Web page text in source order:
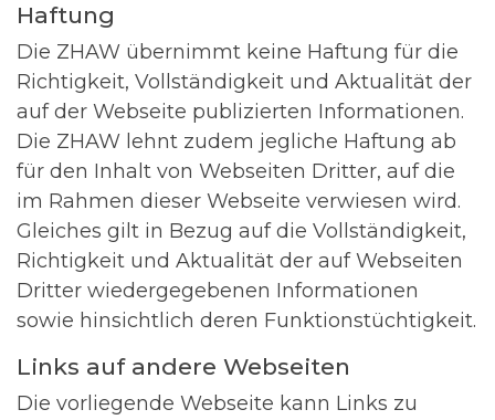
Haftung
Die ZHAW übernimmt keine Haftung für die
Richtigkeit, Vollständigkeit und Aktualität der
auf der Webseite publizierten Informationen.
Die ZHAW lehnt zudem jegliche Haftung ab
für den Inhalt von Webseiten Dritter, auf die
im Rahmen dieser Webseite verwiesen wird.
Gleiches gilt in Bezug auf die Vollständigkeit,
Richtigkeit und Aktualität der auf Webseiten
Dritter wiedergegebenen Informationen
sowie hinsichtlich deren Funktionstüchtigkeit.
Links auf andere Webseiten
Die vorliegende Webseite kann Links zu